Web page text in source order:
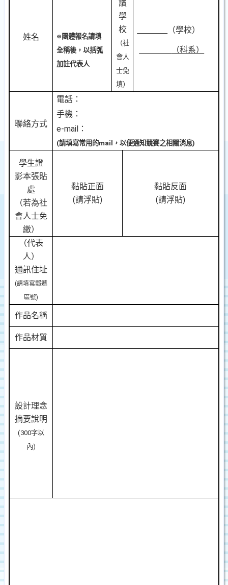
姓名 ※ 團體報名請填
全稱後，以括弧
加註代表人
讀
學
校
（社
會人
士免
填）
（學校）
（科系）
聯絡方式
電話：
手機：
e-mail：
(請填寫常用的mail ，以便通知競賽之相關消息)
學生證
影本張貼
處
（若為社
會人士免
繳）
黏貼正面
(請浮貼)
黏貼反面
(請浮貼)
（代表
人）
通訊住址
(請填寫郵遞
區號)
作品名稱
作品材質
設計理念
摘要說明
(300字以
內)